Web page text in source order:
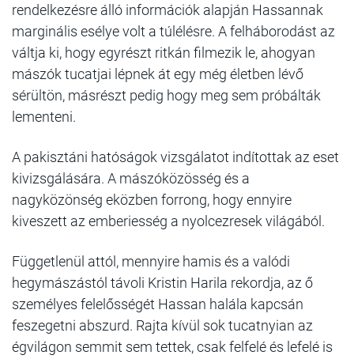
rendelkezésre álló információk alapján Hassannak
marginális esélye volt a túlélésre. A felháborodást az
váltja ki, hogy egyrészt ritkán filmezik le, ahogyan
mászók tucatjai lépnek át egy még életben lévő
sérültön, másrészt pedig hogy meg sem próbálták
lementeni.
A pakisztáni hatóságok vizsgálatot indítottak az eset
kivizsgálására. A mászóközösség és a
nagyközönség eközben forrong, hogy ennyire
kiveszett az emberiesség a nyolcezresek világából.
Függetlenül attól, mennyire hamis és a valódi
hegymászástól távoli Kristin Harila rekordja, az ő
személyes felelősségét Hassan halála kapcsán
feszegetni abszurd. Rajta kívül sok tucatnyian az
égvilágon semmit sem tettek, csak felfelé és lefelé is